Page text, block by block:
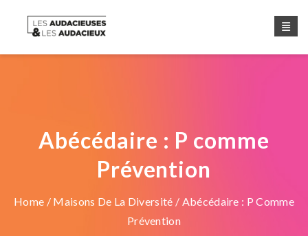
Abécédaire : P comme
Prévention
Home / Maisons De La Diversité / Abécédaire : P Comme
Prévention